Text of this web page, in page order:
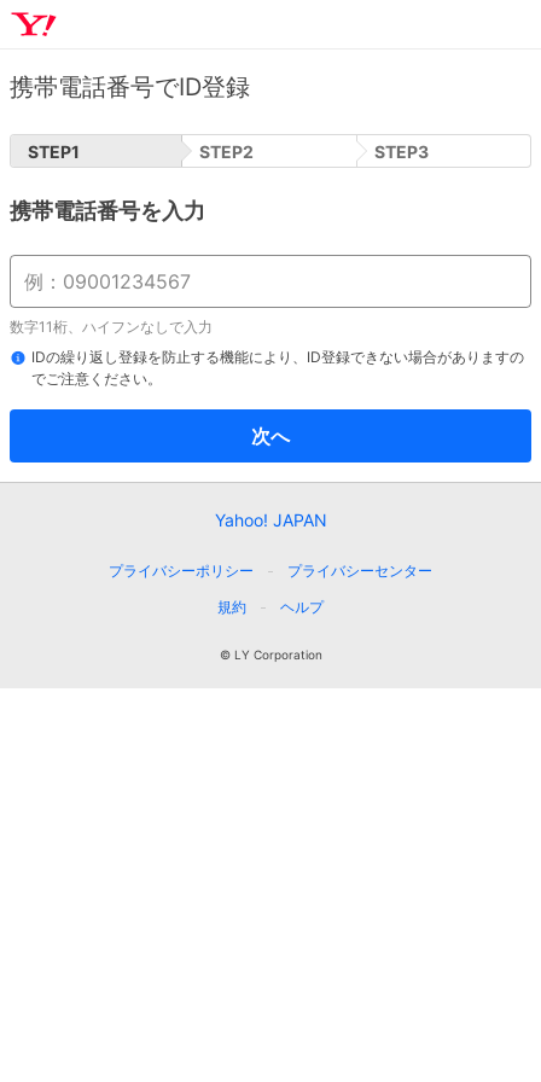
携帯電話番号でID登録
STEP1 STEP2 STEP3
携帯電話番号を入力
数字11桁、ハイフンなしで入力
IDの繰り返し登録を防止する機能により、ID登録できない場合がありますの
でご注意ください。
次へ
Yahoo! JAPAN
プライバシーポリシー
プライバシーセンター
規約
ヘルプ
© LY Corporation